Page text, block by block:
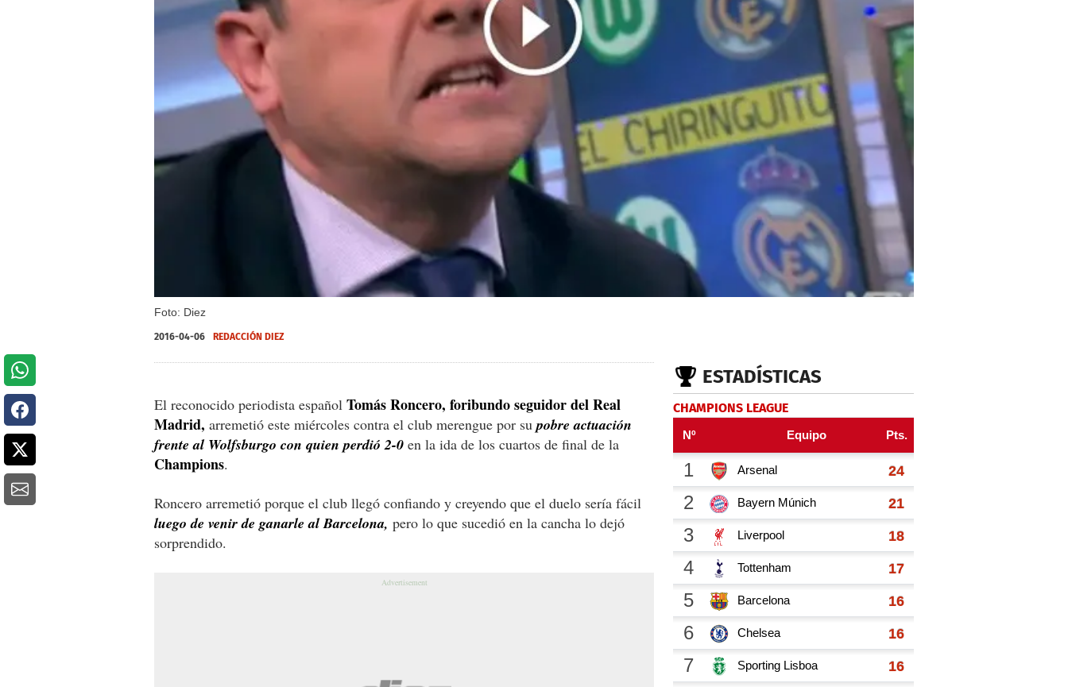
Foto: Diez
2016-04-06 REDACCIÓN DIEZ
El reconocido periodista español Tomás Roncero, foribundo seguidor del Real
Madrid, arremetió este miércoles contra el club merengue por supobre actuación
frente al Wolfsburgo con quien perdió 2-0 en la ida de los cuartos de final de la
Champions.
Roncero arremetió porque el club llegó confiando y creyendo que el duelo sería fácil
luego de venir de ganarle al Barcelona, pero lo que sucedió en la cancha lo dejó
sorprendido.
ESTADÍSTICAS
CHAMPIONS LEAGUE